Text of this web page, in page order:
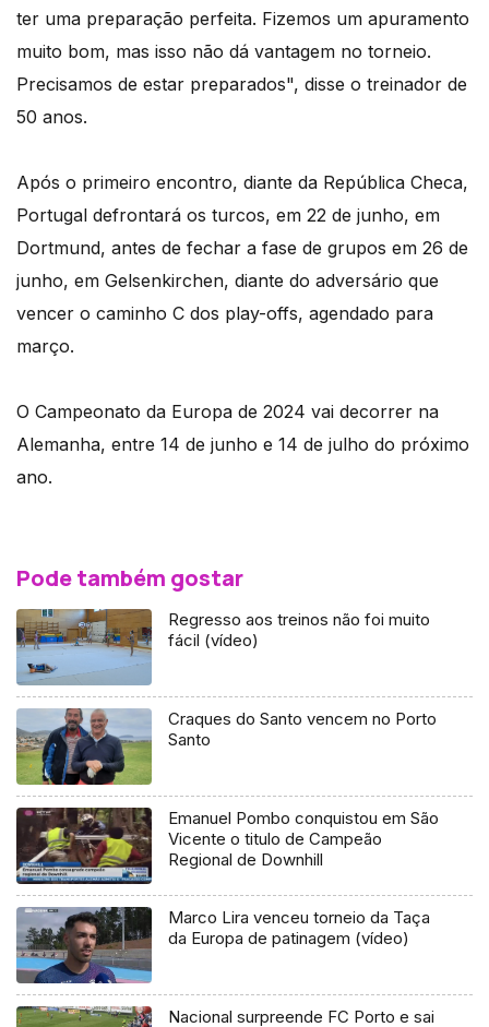
ter uma preparação perfeita. Fizemos um apuramento
muito bom, mas isso não dá vantagem no torneio.
Precisamos de estar preparados", disse o treinador de
50 anos.
Após o primeiro encontro, diante da República Checa,
Portugal defrontará os turcos, em 22 de junho, em
Dortmund, antes de fechar a fase de grupos em 26 de
junho, em Gelsenkirchen, diante do adversário que
vencer o caminho C dos play-offs, agendado para
março.
O Campeonato da Europa de 2024 vai decorrer na
Alemanha, entre 14 de junho e 14 de julho do próximo
ano.
Pode também gostar
Regresso aos treinos não foi muito
fácil (vídeo)
Craques do Santo vencem no Porto
Santo
Emanuel Pombo conquistou em São
Vicente o titulo de Campeão
Regional de Downhill
Marco Lira venceu torneio da Taça
da Europa de patinagem (vídeo)
Nacional surpreende FC Porto e sai